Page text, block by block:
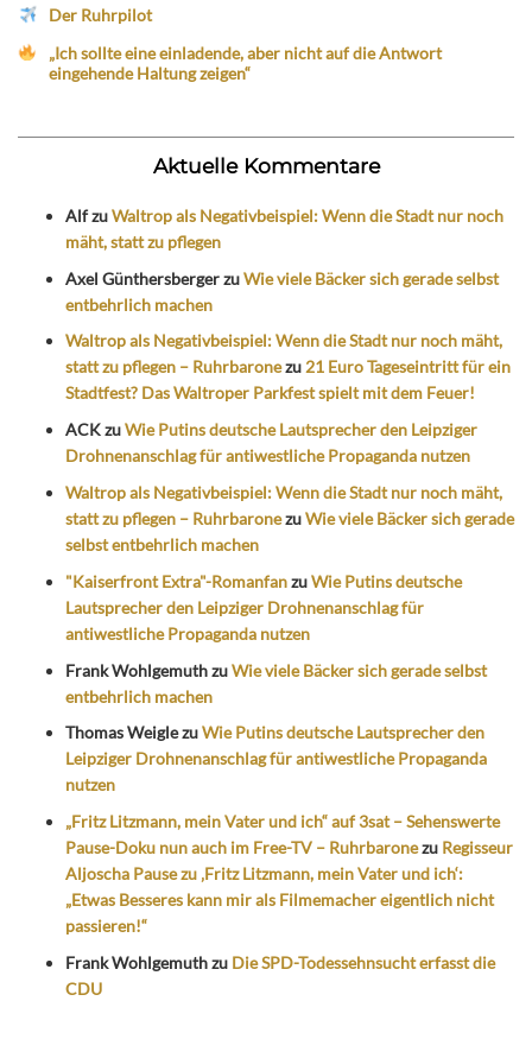
Der Ruhrpilot
„Ich sollte eine einladende, aber nicht auf die Antwort
eingehende Haltung zeigen“
Aktuelle Kommentare
AlfzuWaltrop als Negativbeispiel: Wenn die Stadt nur noch
mäht, statt zu pflegen
Axel GünthersbergerzuWie viele Bäcker sich gerade selbst
entbehrlich machen
Waltrop als Negativbeispiel: Wenn die Stadt nur noch mäht,
statt zu pflegen – Ruhrbaronezu21 Euro Tageseintritt für ein
Stadtfest? Das Waltroper Parkfest spielt mit dem Feuer!
ACKzuWie Putins deutsche Lautsprecher den Leipziger
Drohnenanschlag für antiwestliche Propaganda nutzen
Waltrop als Negativbeispiel: Wenn die Stadt nur noch mäht,
statt zu pflegen – RuhrbaronezuWie viele Bäcker sich gerade
selbst entbehrlich machen
"Kaiserfront Extra"-RomanfanzuWie Putins deutsche
Lautsprecher den Leipziger Drohnenanschlag für
antiwestliche Propaganda nutzen
Frank WohlgemuthzuWie viele Bäcker sich gerade selbst
entbehrlich machen
Thomas WeiglezuWie Putins deutsche Lautsprecher den
Leipziger Drohnenanschlag für antiwestliche Propaganda
nutzen
„Fritz Litzmann, mein Vater und ich“ auf 3sat – Sehenswerte
Pause-Doku nun auch im Free-TV – Ruhrbaronezu Regisseur
Aljoscha Pause zu ‚Fritz Litzmann, mein Vater und ich‘:
„Etwas Besseres kann mir als Filmemacher eigentlich nicht
passieren!“
Frank Wohlgemuthzu Die SPD-Todessehnsucht erfasst die
CDU